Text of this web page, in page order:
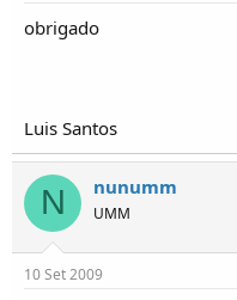
obrigado
Luis Santos
N nunumm
UMM
10 Set 2009